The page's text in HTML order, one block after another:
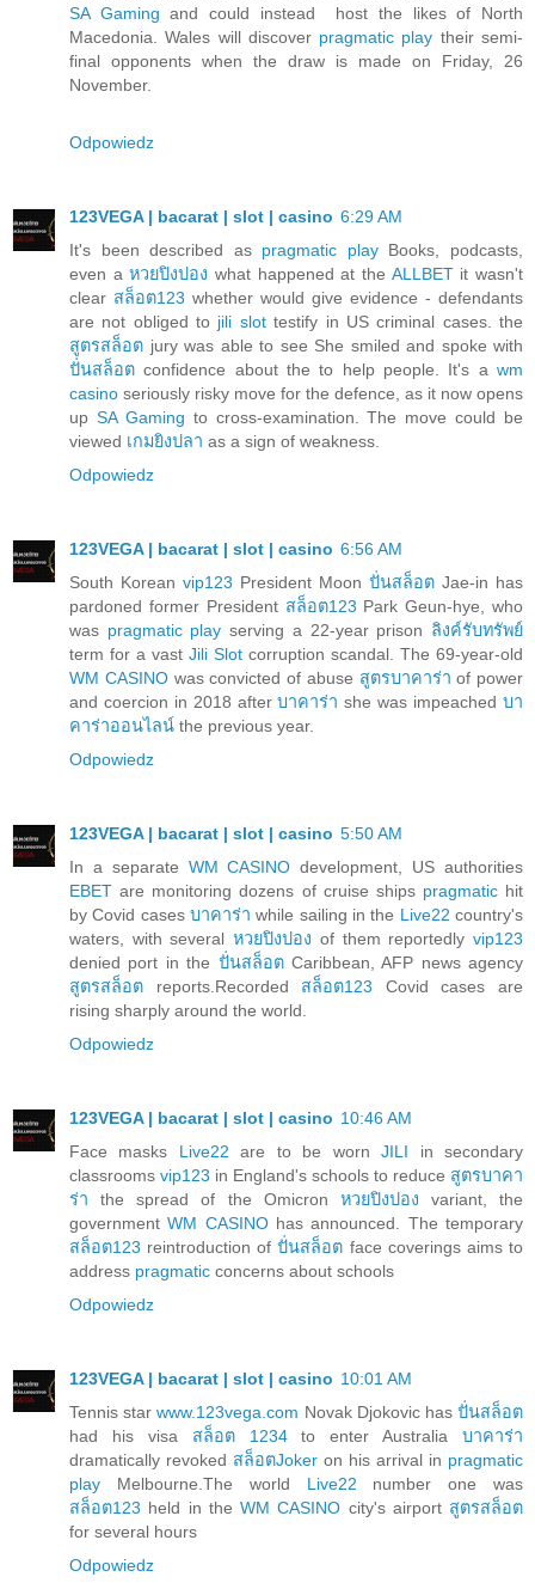
SA Gaming and could instead host the likes of North
Macedonia. Wales will discover pragmatic play their semi-
final opponents when the draw is made on Friday, 26
November.
Odpowiedz
123VEGA | bacarat | slot | casino 6:29 AM
It's been described as pragmatic playBooks, podcasts,
even aหวยปิงปอง what happened at the ALLBETit wasn't
clear สล็อต123 whether would give evidence - defendants
are not obliged to jili slottestify in US criminal cases. the
สูตรสล็อต jury was able to see She smiled and spoke with
ปั่นสล็อต confidence about the to help people. It's a wm
casino seriously risky move for the defence, as it now opens
up SA Gaming to cross-examination. The move could be
viewed เกมยิงปลา as a sign of weakness.
Odpowiedz
123VEGA | bacarat | slot | casino 6:56 AM
South Korean vip123 President Moon ปั่นสล็อต Jae-in has
pardoned former President สล็อต123 Park Geun-hye, who
was pragmatic play serving a 22-year prison ลิงค์รับทรัพย์
term for a vast Jili Slot corruption scandal. The 69-year-old
WM CASINOwas convicted of abuse สูตรบาคาร่า of power
and coercion in 2018 afterบาคาร่า she was impeachedบา
คาร่าออนไลน์ the previous year.
Odpowiedz
123VEGA | bacarat | slot | casino 5:50 AM
In a separate WM CASINO development, US authorities
EBET are monitoring dozens of cruise ships pragmatichit
by Covid cases บาคาร่า while sailing in the Live22 country's
waters, with severalหวยปิงปอง of them reportedlyvip123
denied port in the ปั่นสล็อตCaribbean, AFP news agency
สูตรสล็อต reports.Recorded สล็อต123 Covid cases are
rising sharply around the world.
Odpowiedz
123VEGA | bacarat | slot | casino 10:46 AM
Face masks Live22 are to be wornJILI in secondary
classrooms vip123 in England's schools to reduce สูตรบาคา
ร่า the spread of the Omicron หวยปิงปอง variant, the
governmentWM CASINOhas announced. The temporary
สล็อต123 reintroduction ofปั่นสล็อต face coverings aims to
address pragmatic concerns about schools
Odpowiedz
123VEGA | bacarat | slot | casino 10:01 AM
Tennis starwww.123vega.com Novak Djokovic hasปั่นสล็อต
had his visa สล็อต 1234to enter Australia บาคาร่า
dramatically revoked สล็อตJoker on his arrival in pragmatic
play Melbourne.The world Live22 number one was
สล็อต123 held in the WM CASINO city's airport สูตรสล็อต
for several hours
Odpowiedz